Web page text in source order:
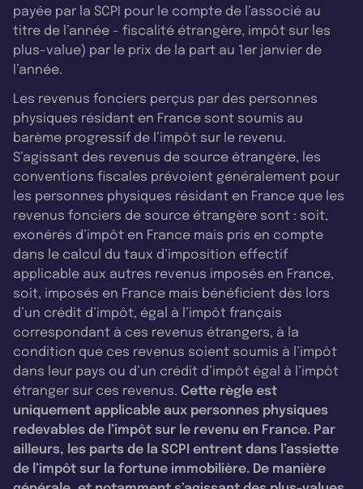
payée par la SCPI pour le compte de l’associé au
titre de l’année - fiscalité étrangère, impôt sur les
plus-value) par le prix de la part au 1er janvier de
l’année.
Les revenus fonciers perçus par des personnes
physiques résidant en France sont soumis au
barème progressif de l’impôt sur le revenu.
S’agissant des revenus de source étrangère, les
conventions fiscales prévoient généralement pour
les personnes physiques résidant en France que les
revenus fonciers de source étrangère sont : soit,
exonérés d’impôt en France mais pris en compte
dans le calcul du taux d’imposition effectif
applicable aux autres revenus imposés en France,
soit, imposés en France mais bénéficient dès lors
d’un crédit d’impôt, égal à l’impôt français
correspondant à ces revenus étrangers, à la
condition que ces revenus soient soumis à l’impôt
dans leur pays ou d’un crédit d’impôt égal à l’impôt
étranger sur ces revenus. Cette règle est
uniquement applicable aux personnes physiques
redevables de l’impôt sur le revenu en France. Par
ailleurs, les parts de la SCPI entrent dans l’assiette
de l’impôt sur la fortune immobilière. De manière